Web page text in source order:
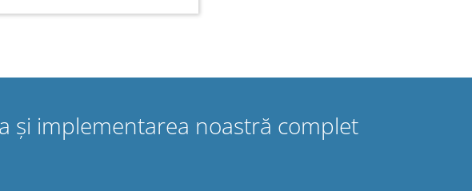
și implementarea noastră complet